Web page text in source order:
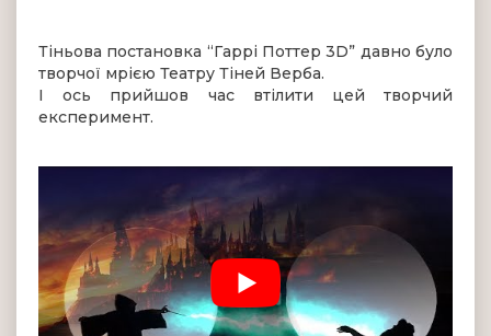
Тіньова постановка “Гаррі Поттер 3D” давно було
творчої мрією Театру Тіней Верба.
І ось прийшов час втілити цей творчий
експеримент.